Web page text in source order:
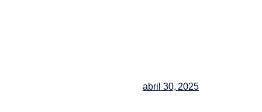
abril 30, 2025